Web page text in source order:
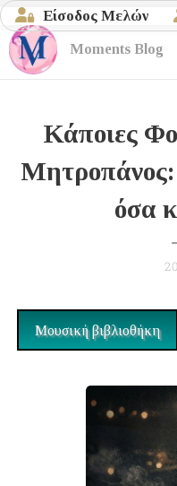
Είσοδος Μελών
Moments Blog
Κάποιες
Μητροπάνος:
όσα
Μουσική βιβλιοθήκη